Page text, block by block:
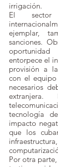
irrigación.
El
ejemplar,
sanciones.
entorpece el
provisión a
con el
necesarios
tecnología
impacto
que los
Por otra